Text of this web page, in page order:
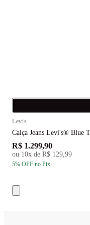
Levis
Calça Jeans Levi's® Blue
R$ 1.299,90
ou 10x de R$ 129,99
5% OFF no Pix